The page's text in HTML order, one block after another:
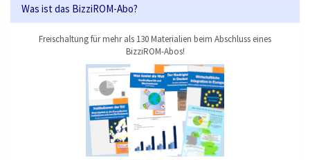
Was ist das BizziROM-Abo?
Freischaltung für mehr als 130 Materialien beim Abschluss eines
BizziROM-Abos!